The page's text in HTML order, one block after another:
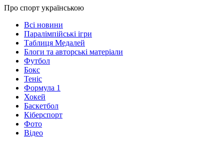
Про спорт українською
Всі новини
Паралімпійські ігри
Таблиця Медалей
Блоги та авторські матеріали
Футбол
Бокс
Теніс
Формула 1
Хокей
Баскетбол
Кіберспорт
Фото
Відео